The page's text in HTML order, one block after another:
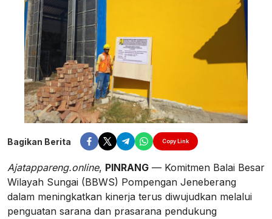
Bagikan Berita Copy Link
Ajatappareng.online, PINRANG — Komitmen Balai Besar
Wilayah Sungai (BBWS) Pompengan Jeneberang
dalam meningkatkan kinerja terus diwujudkan melalui
penguatan sarana dan prasarana pendukung